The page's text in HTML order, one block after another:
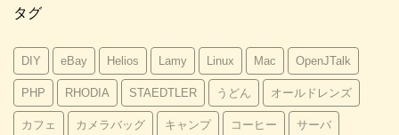
タグ
DIY eBay Helios Lamy Linux Mac OpenJTalk
PHP RHODIA STAEDTLER うどん オールドレンズ
カフェ カメラバッグ キャンプ コーヒー サーバ